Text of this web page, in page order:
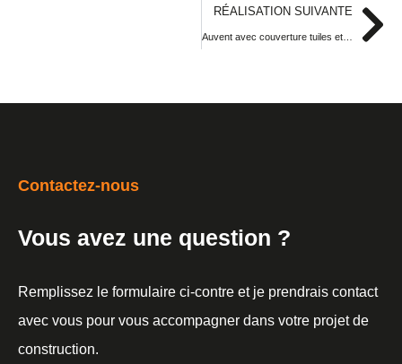
RÉALISATION SUIVANTE
Auvent avec couverture tuiles et bardage en bois
Contactez-nous
Vous avez une question ?
Remplissez le formulaire ci-contre et je prendrais contact
avec vous pour vous accompagner dans votre projet de
construction.